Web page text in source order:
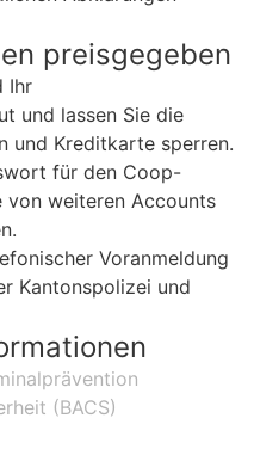
preisgegeben
Ihr
und lassen Sie die
und Kreditkarte sperren.
für den Coop-
von weiteren Accounts
Voranmeldung
Kantonspolizei und
(BACS)